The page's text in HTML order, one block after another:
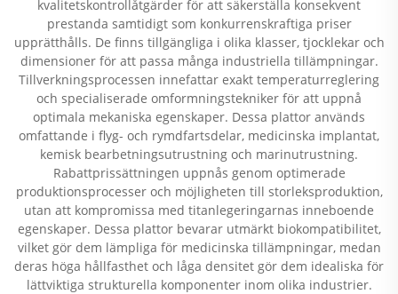
kvalitetskontrollåtgärder för att säkerställa konsekvent
prestanda samtidigt som konkurrenskraftiga priser
upprätthålls. De finns tillgängliga i olika klasser, tjocklekar och
dimensioner för att passa många industriella tillämpningar.
Tillverkningsprocessen innefattar exakt temperaturreglering
och specialiserade omformningstekniker för att uppnå
optimala mekaniska egenskaper. Dessa plattor används
omfattande i flyg- och rymdfartsdelar, medicinska implantat,
kemisk bearbetningsutrustning och marinutrustning.
Rabattprissättningen uppnås genom optimerade
produktionsprocesser och möjligheten till storleksproduktion,
utan att kompromissa med titanlegeringarnas inneboende
egenskaper. Dessa plattor bevarar utmärkt biokompatibilitet,
vilket gör dem lämpliga för medicinska tillämpningar, medan
deras höga hållfasthet och låga densitet gör dem idealiska för
lättviktiga strukturella komponenter inom olika industrier.